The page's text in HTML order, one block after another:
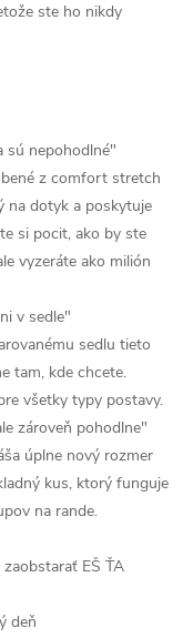
ste ho nikdy
sú nepohodlné"
z comfort stretch
na dotyk a poskytuje
si pocit, ako by ste
vyzeráte ako milión
v sedle"
sedlu tieto
tam, kde chcete.
všetky typy postavy.
zároveň pohodlne"
úplne nový rozmer
kus, ktorý funguje
na rande.
EŠ ŤA
deň